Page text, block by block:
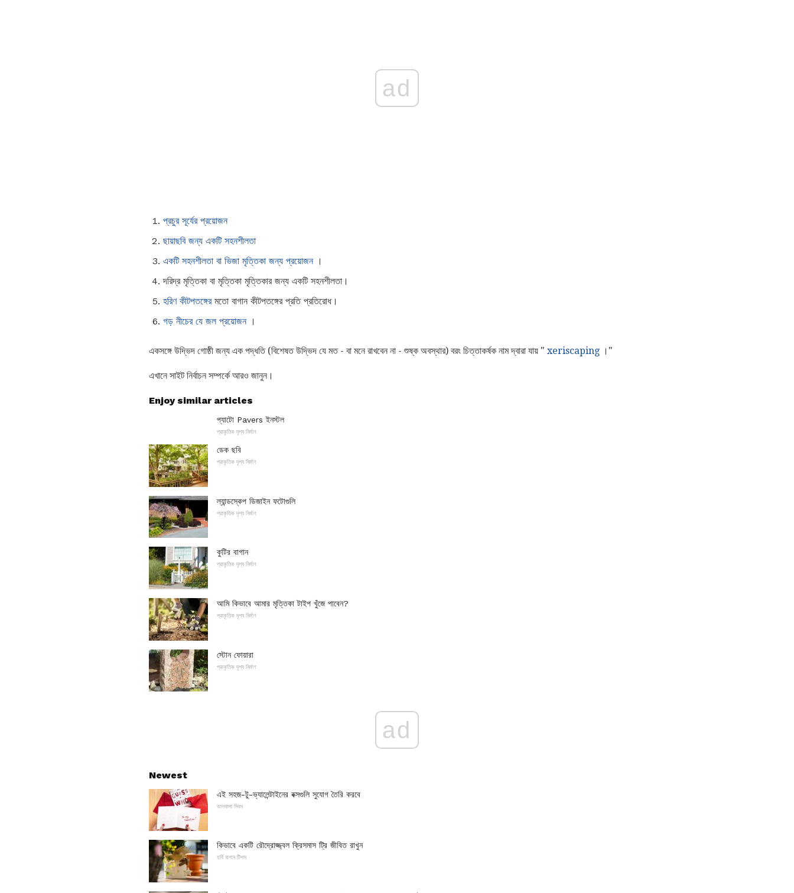
ad
প্রচুর সূর্যের প্রয়োজন
ছায়াছবি জন্য একটি সহনশীলতা
একটি সহনশীলতা বা ভিজা মৃত্তিকা জন্য প্রয়োজন।
দরিদ্র মৃত্তিকা বা মৃত্তিকা মৃত্তিকার জন্য একটি সহনশীলতা।
হরিণ কীটপতঙ্গেরমতো বাগান কীটপতঙ্গের প্রতি প্রতিরোধ।
গড় নীচের যে জল প্রয়োজন।
একসঙ্গে উদ্ভিদ গোষ্ঠী জন্য এক পদ্ধতি (বিশেষত উদ্ভিদ যে মত - বা মনে রাখবেন না - শুষ্ক অবস্থার) বরং চিত্তাকর্ষক নাম দ্বারা যায় " xeriscaping ।"
এখানে সাইট নির্বাচন সম্পর্কে আরও জানুন।
Enjoy similar articles
প্যাটো Pavers ইনস্টল
প্রাকৃতিক দৃশ্য নির্মাণ
ডেক ছবি
প্রাকৃতিক দৃশ্য নির্মাণ
ল্যান্ডস্কেপ ডিজাইন ফটোগুলি
প্রাকৃতিক দৃশ্য নির্মাণ
কুটির বাগান
প্রাকৃতিক দৃশ্য নির্মাণ
আমি কিভাবে আমার মৃত্তিকা টাইপ খুঁজে পাবেন?
প্রাকৃতিক দৃশ্য নির্মাণ
স্টোন ফোয়ারা
প্রাকৃতিক দৃশ্য নির্মাণ
ad
Newest
এই সহজ-টু-ভ্যালেন্টাইনের বক্সগুলি সুযোগ তৈরি করবে
ভালবাসা দিবস
কিভাবে একটি রৌদ্রোজ্জ্বল ক্রিসমাস ট্রি জীবিত রাখুন
হর্বি বাগান টিপস